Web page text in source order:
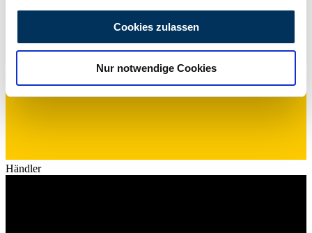
analysieren. Außerdem geben wir Informationen zu Ihrer
Verwendung unserer Website an unsere Partner für
soziale Medien, Werbung und Analysen weiter. Unsere
Cookies zulassen
Nur notwendige Cookies
Händler